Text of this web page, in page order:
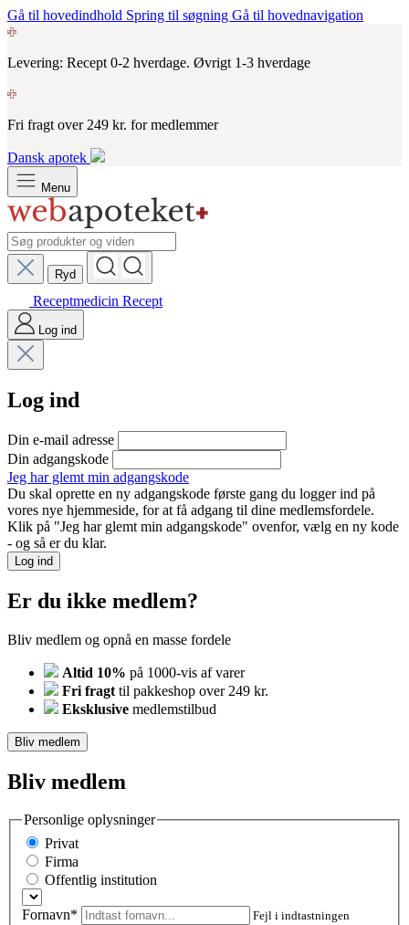
Gå til hovedindhold Spring til søgning Gå til hovednavigation
Levering: Recept 0-2 hverdage. Øvrigt 1-3 hverdage
Fri fragt over 249 kr. for medlemmer
Dansk apotek
Menu
Ryd
Receptmedicin Recept
Log ind
Log ind
Din e-mail adresse
Din adgangskode
Jeg har glemt min adgangskode
Du skal oprette en ny adgangskode første gang du logger ind på
vores nye hjemmeside, for at få adgang til dine medlemsfordele.
Klik på "Jeg har glemt min adgangskode" ovenfor, vælg en ny kode
- og så er du klar.
Log ind
Er du ikke medlem?
Bliv medlem og opnå en masse fordele
Altid 10% på 1000-vis af varer
Fri fragt til pakkeshop over 249 kr.
Eksklusive medlemstilbud
Bliv medlem
Bliv medlem
Personlige oplysninger
Privat
Firma
Offentlig institution
Fornavn* Fejl i indtastningen